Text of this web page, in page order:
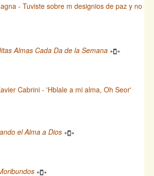
- Tuviste sobre m designios de paz y no
Almas Cada Da de la Semana
Cabrini - 'Hblale a mi alma, Oh Seor'
el Alma a Dios